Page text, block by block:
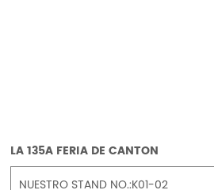
LA 135A FERIA DE CANTON
NUESTRO STAND NO.:K01-02